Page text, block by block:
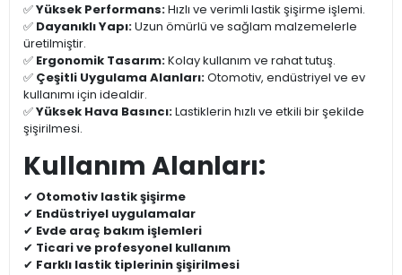
✅Yüksek Performans:Hızlı ve verimli lastik şişirme işlemi.
✅ Dayanıklı Yapı:Uzun ömürlü ve sağlam malzemelerle
üretilmiştir.
✅ Ergonomik Tasarım:Kolay kullanım ve rahat tutuş.
✅ Çeşitli Uygulama Alanları:Otomotiv, endüstriyel ve ev
kullanımı için idealdir.
✅Yüksek Hava Basıncı:Lastiklerin hızlı ve etkili bir şekilde
şişirilmesi.
Kullanım Alanları:
✔ Otomotiv lastik şişirme
✔ Endüstriyel uygulamalar
✔ Evde araç bakım işlemleri
✔ Ticari ve profesyonel kullanım
✔ Farklı lastik tiplerinin şişirilmesi